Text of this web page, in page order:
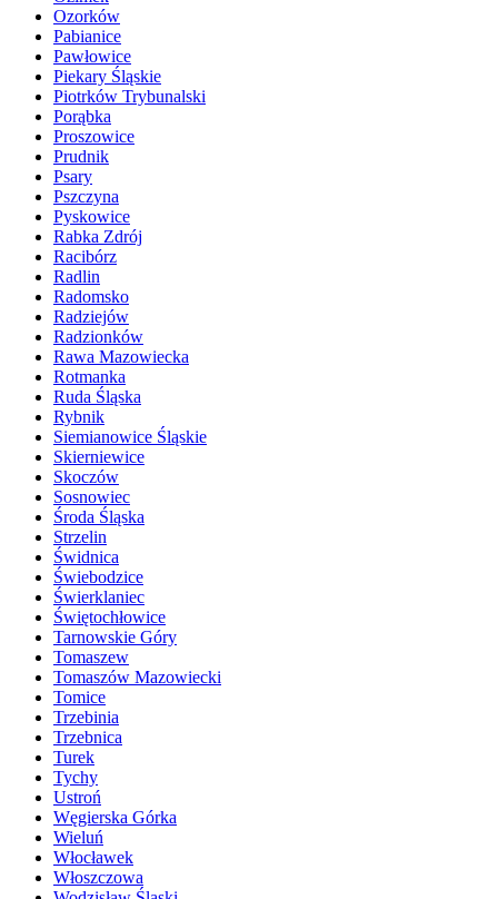
Ozorków
Pabianice
Pawłowice
Piekary Śląskie
Piotrków Trybunalski
Porąbka
Proszowice
Prudnik
Psary
Pszczyna
Pyskowice
Rabka Zdrój
Racibórz
Radlin
Radomsko
Radziejów
Radzionków
Rawa Mazowiecka
Rotmanka
Ruda Śląska
Rybnik
Siemianowice Śląskie
Skierniewice
Skoczów
Sosnowiec
Środa Śląska
Strzelin
Świdnica
Świebodzice
Świerklaniec
Świętochłowice
Tarnowskie Góry
Tomaszew
Tomaszów Mazowiecki
Tomice
Trzebinia
Trzebnica
Turek
Tychy
Ustroń
Węgierska Górka
Wieluń
Włocławek
Włoszczowa